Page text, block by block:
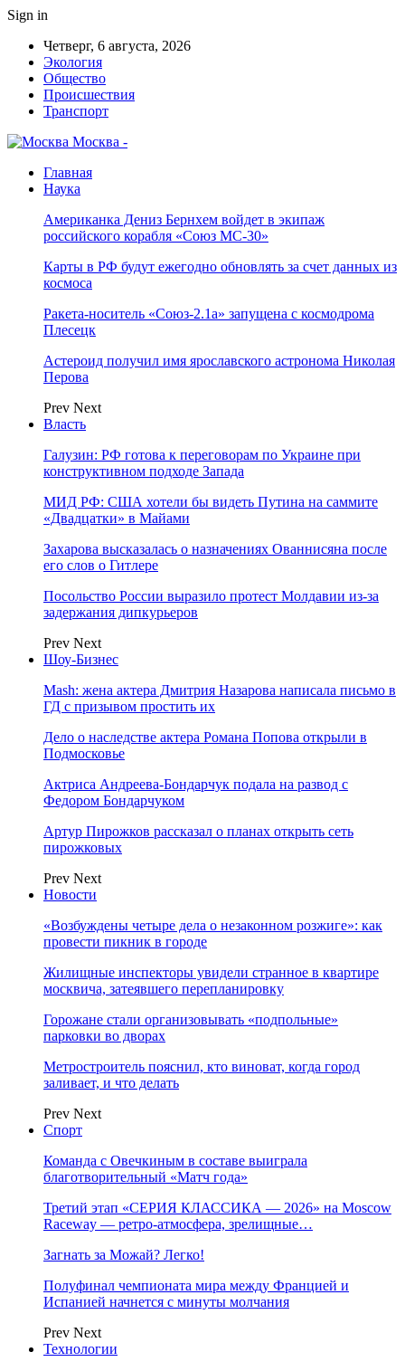
Sign in
Четверг, 6 августа, 2026
Экология
Общество
Происшествия
Транспорт
Москва -
Главная
Наука
Американка Дениз Бернхем войдет в экипаж
российского корабля «Союз МС-30»
Карты в РФ будут ежегодно обновлять за счет данных из
космоса
Ракета-носитель «Союз-2.1а» запущена с космодрома
Плесецк
Астероид получил имя ярославского астронома Николая
Перова
Prev Next
Власть
Галузин: РФ готова к переговорам по Украине при
конструктивном подходе Запада
МИД РФ: США хотели бы видеть Путина на саммите
«Двадцатки» в Майами
Захарова высказалась о назначениях Ованнисяна после
его слов о Гитлере
Посольство России выразило протест Молдавии из-за
задержания дипкурьеров
Prev Next
Шоу-Бизнес
Mash: жена актера Дмитрия Назарова написала письмо в
ГД с призывом простить их
Дело о наследстве актера Романа Попова открыли в
Подмосковье
Актриса Андреева-Бондарчук подала на развод с
Федором Бондарчуком
Артур Пирожков рассказал о планах открыть сеть
пирожковых
Prev Next
Новости
«Возбуждены четыре дела о незаконном розжиге»: как
провести пикник в городе
Жилищные инспекторы увидели странное в квартире
москвича, затеявшего перепланировку
Горожане стали организовывать «подпольные»
парковки во дворах
Метростроитель пояснил, кто виноват, когда город
заливает, и что делать
Prev Next
Спорт
Команда с Овечкиным в составе выиграла
благотворительный «Матч года»
Третий этап «СЕРИЯ КЛАССИКА — 2026» на Moscow
Raceway — ретро‑атмосфера, зрелищные…
Загнать за Можай? Легко!
Полуфинал чемпионата мира между Францией и
Испанией начнется с минуты молчания
Prev Next
Технологии